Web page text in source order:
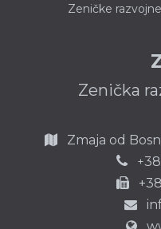
Zeničke
Zenička
Zmaja od
+